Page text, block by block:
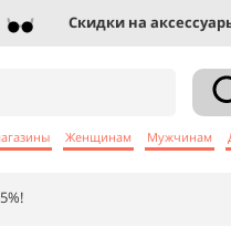
Скидки на аксессуары
Женщинам Мужчинам